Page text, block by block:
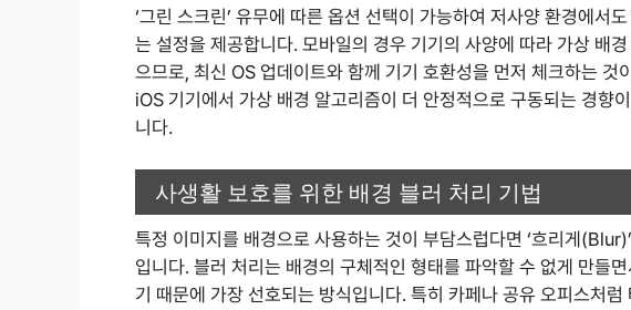
‘그린 스크린’ 유무에 따른 옵션 선택이 가능하여 저사양 환경에서
는 설정을 제공합니다. 모바일의 경우 기기의 사양에 따라 가상 배
으므로, 최신 OS 업데이트와 함께 기기 호환성을 먼저 체크하는 것
iOS 기기에서 가상 배경 알고리즘이 더 안정적으로 구동되는 경향
니다.
사생활 보호를 위한 배경 블러 처리 기법
특정 이미지를 배경으로 사용하는 것이 부담스럽다면 ‘흐리게
입니다. 블러 처리는 배경의 구체적인 형태를 파악할 수 없게 만들
기 때문에 가장 선호되는 방식입니다. 특히 카페나 공유 오피스처